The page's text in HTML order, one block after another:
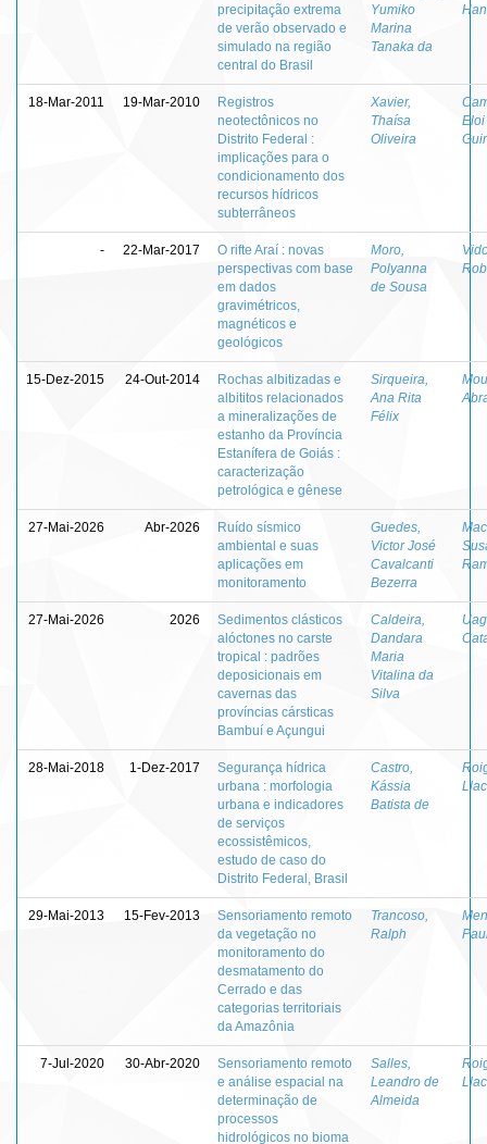
precipitação extrema
de verão observado e
simulado na região
central do Brasil
Yumiko
Marina
Tanaka da
18-Mar-2011 19-Mar-2010
Registros
neotectônicos no
Distrito Federal :
implicações para o
condicionamento dos
recursos hídricos
subterrâneos
Xavier,
Thaísa
Oliveira
Eloi
- 22-Mar-2017
O rifte Araí : novas
perspectivas com base
em dados
gravimétricos,
magnéticos e
geológicos
Moro,
Polyanna
de Sousa
15-Dez-2015 24-Out-2014
Rochas albitizadas e
albititos relacionados
a mineralizações de
estanho da Província
Estanífera de Goiás :
caracterização
petrológica e gênese
Sirqueira,
Ana Rita
Félix
27-Mai-2026 Abr-2026
Ruído sísmico
ambiental e suas
aplicações em
monitoramento
Guedes,
Victor José
Cavalcanti
Bezerra
27-Mai-2026 2026
Sedimentos clásticos
alóctones no carste
tropical : padrões
deposicionais em
cavernas das
províncias cársticas
Bambuí e Açungui
Caldeira,
Dandara
Maria
Vitalina da
Silva
28-Mai-2018 1-Dez-2017
Segurança hídrica
urbana : morfologia
urbana e indicadores
de serviços
ecossistêmicos,
estudo de caso do
Distrito Federal, Brasil
Castro,
Kássia
Batista de
29-Mai-2013 15-Fev-2013
Sensoriamento remoto
da vegetação no
monitoramento do
desmatamento do
Cerrado e das
categorias territoriais
da Amazônia
Trancoso,
Ralph
7-Jul-2020 30-Abr-2020
Sensoriamento remoto
e análise espacial na
determinação de
processos
hidrológicos no bioma
Salles,
Leandro de
Almeida